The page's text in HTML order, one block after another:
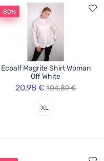
-80%
Ecoalf Magrite Shirt Woman
Off White
20,98 € 104,89 €
XL